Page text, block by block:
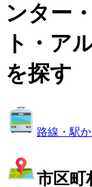
ンター
ト・ア
を探す
路線・駅
市区町